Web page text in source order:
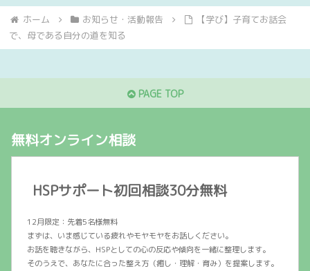
ホーム お知らせ・活動報告
【学び】子育てお話会
で、母である自分の道を知る
PAGE TOP
無料オンライン相談
HSPサポート初回相談30分無料
12月限定：先着5名様無料
まずは、いま感じている疲れやモヤモヤをお話しください。
お話を聴きながら、HSPとしての心の反応や傾向を一緒に整理します。
そのうえで、あなたに合った整え方（癒し・理解・育み）を提案します。